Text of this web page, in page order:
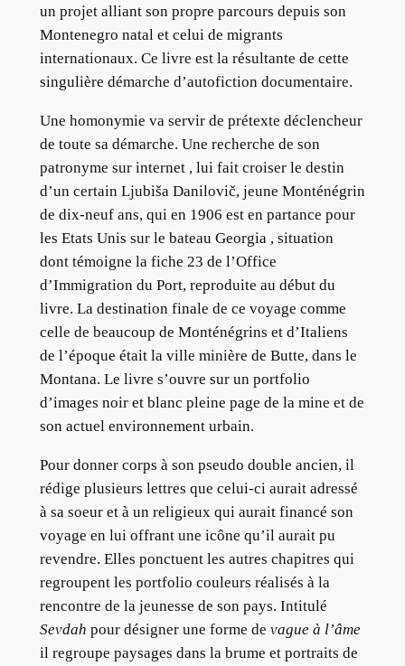
un projet alliant son propre parcours depuis son
Montenegro natal et celui de migrants
internationaux. Ce livre est la résultante de cette
singulière démarche d’autofiction documentaire.
Une homonymie va servir de prétexte déclencheur
de toute sa démarche. Une recherche de son
patronyme sur internet , lui fait croiser le destin
d’un certain Ljubiša Danilovič, jeune Monténégrin
de dix-neuf ans, qui en 1906 est en partance pour
les Etats Unis sur le bateau Georgia , situation
dont témoigne la fiche 23 de l’Office
d’Immigration du Port, reproduite au début du
livre. La destination finale de ce voyage comme
celle de beaucoup de Monténégrins et d’Italiens
de l’époque était la ville minière de Butte, dans le
Montana. Le livre s’ouvre sur un portfolio
d’images noir et blanc pleine page de la mine et de
son actuel environnement urbain.
Pour donner corps à son pseudo double ancien, il
rédige plusieurs lettres que celui-ci aurait adressé
à sa soeur et à un religieux qui aurait financé son
voyage en lui offrant une icône qu’il aurait pu
revendre. Elles ponctuent les autres chapitres qui
regroupent les portfolio couleurs réalisés à la
rencontre de la jeunesse de son pays. Intitulé
Sevdah pour désigner une forme de vague à l’âme
il regroupe paysages dans la brume et portraits de